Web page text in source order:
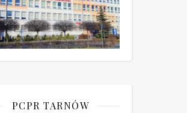
PCPR TARNÓW